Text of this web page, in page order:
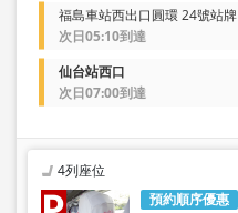
福島車站西出口圓環 24號站牌
次日05:10到達
仙台站西口
次日07:00到達
預約順序優惠
4列座位